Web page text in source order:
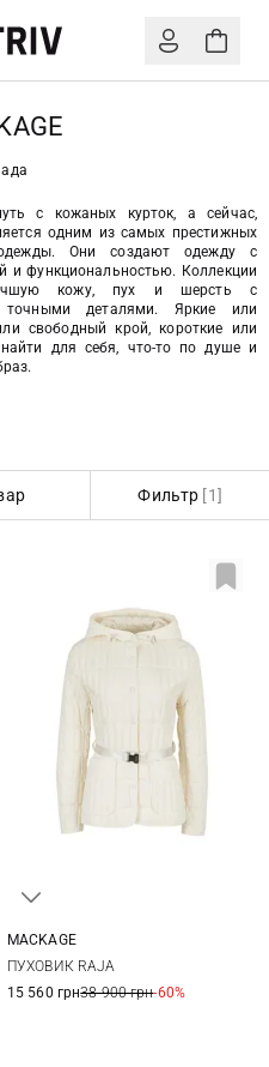
с кожаных курток, а сейчас,
одним из самых престижных
Они создают одежду с
функциональностью. Коллекции
кожу, пух и шерсть с
точными деталями. Яркие или
свободный крой, короткие или
для себя, что-то по душе и
Фильтр [1]
MACKAGE
ПУХОВИК RAJA
15 560 грн38 900 грн-60%